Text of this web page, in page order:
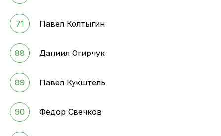
71 Павел Колтыгин
88 Даниил Огирчук
89 Павел Кукштель
90 Фёдор Свечков